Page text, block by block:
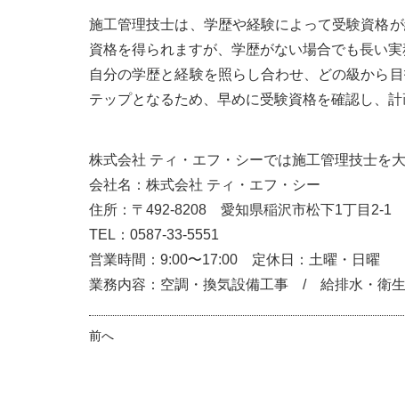
施工管理技士は、学歴や経験によって受験資格
資格を得られますが、学歴がない場合でも長い
自分の学歴と経験を照らし合わせ、どの級から
テップとなるため、早めに受験資格を確認し、
株式会社 ティ・エフ・シーでは施工管理技士を
会社名：株式会社 ティ・エフ・シー
住所：〒492-8208 愛知県稲沢市松下1丁目2-1
TEL：0587-33-5551
営業時間：9:00〜17:00 定休日：土曜・日曜
業務内容：空調・換気設備工事 / 給排水・衛
前へ